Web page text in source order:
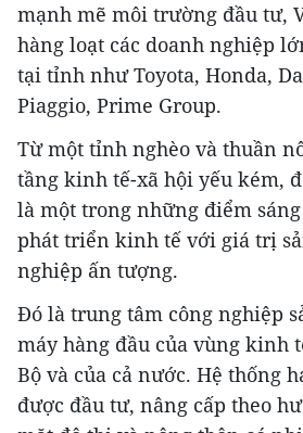
mạnh mẽ môi trường đầu tư,
hàng loạt các doanh nghiệp
tại tỉnh như Toyota, Honda,
Piaggio, Prime Group.
Từ một tỉnh nghèo và thuần
tầng kinh tế-xã hội yếu kém,
là một trong những điểm
phát triển kinh tế với giá trị
nghiệp ấn tượng.
Đó là trung tâm công nghiệp
máy hàng đầu của vùng kinh
Bộ và của cả nước. Hệ thống
được đầu tư, nâng cấp theo